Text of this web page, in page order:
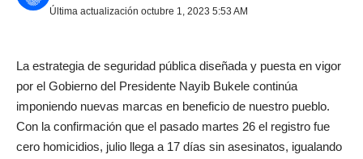
Última actualización octubre 1, 2023 5:53 AM
La estrategia de seguridad pública diseñada y puesta en vigor
por el Gobierno del Presidente Nayib Bukele continúa
imponiendo nuevas marcas en beneficio de nuestro pueblo.
Con la confirmación que el pasado martes 26 el registro fue
cero homicidios, julio llega a 17 días sin asesinatos, igualando